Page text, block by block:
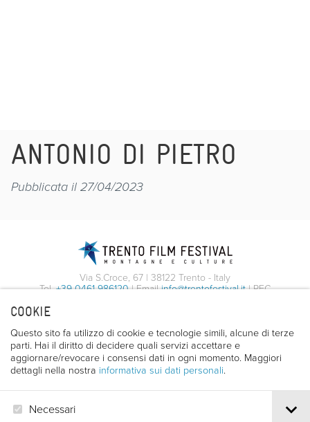
COOKIE
Questo sito fa utilizzo di cookie e tecnologie simili, alcune di terze
parti. Hai il diritto di decidere quali servizi accettare e
aggiornare/revocare i consensi dati in ogni momento. Maggiori
dettagli nella nostra informativa sui dati personali.
Necessari
ANTONIO DI PIETRO
Pubblicata il 27/04/2023
Via S.Croce, 67 | 38122 Trento - Italy
Tel.+39 0461 986120| Emailinfo@trentofestival.it| PEC